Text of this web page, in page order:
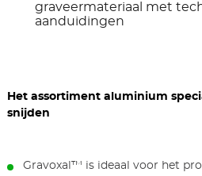
Het assortiment aluminium
snijden
Gravoxal™ is ideaal voor het